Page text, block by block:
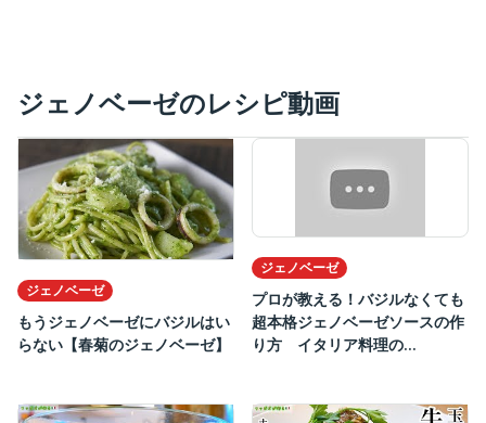
ジェノベーゼのレシピ動画
ジェノベーゼ
もうジェノベーゼにバジルはい
らない【春菊のジェノベーゼ】
ジェノベーゼ
プロが教える！バジルなくても
超本格ジェノベーゼソースの作
り方 イタリア料理の...